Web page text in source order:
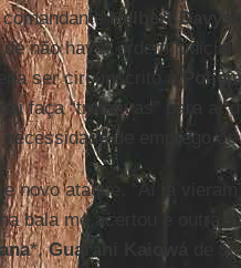
Helbert
não haver ordem judicial
ser circunscrito à
faça “tratativas” para a
de emprego
novo ataque. “Aí já
bala me acertou e outra,
*,Guarani Kaiowá
de